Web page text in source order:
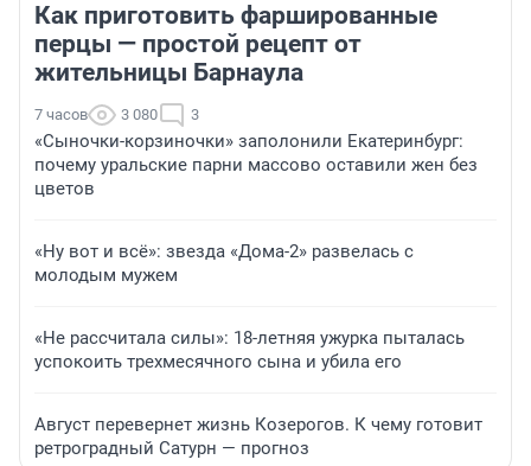
Как приготовить фаршированные
перцы — простой рецепт от
жительницы Барнаула
7 часов 3 080 3
«Сыночки-корзиночки» заполонили Екатеринбург:
почему уральские парни массово оставили жен без
цветов
«Ну вот и всё»: звезда «Дома-2» развелась с
молодым мужем
«Не рассчитала силы»: 18-летняя ужурка пыталась
успокоить трехмесячного сына и убила его
Август перевернет жизнь Козерогов. К чему готовит
ретроградный Сатурн — прогноз